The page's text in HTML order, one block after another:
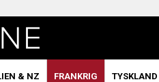
& NZ FRANKRIG TYSKLAND